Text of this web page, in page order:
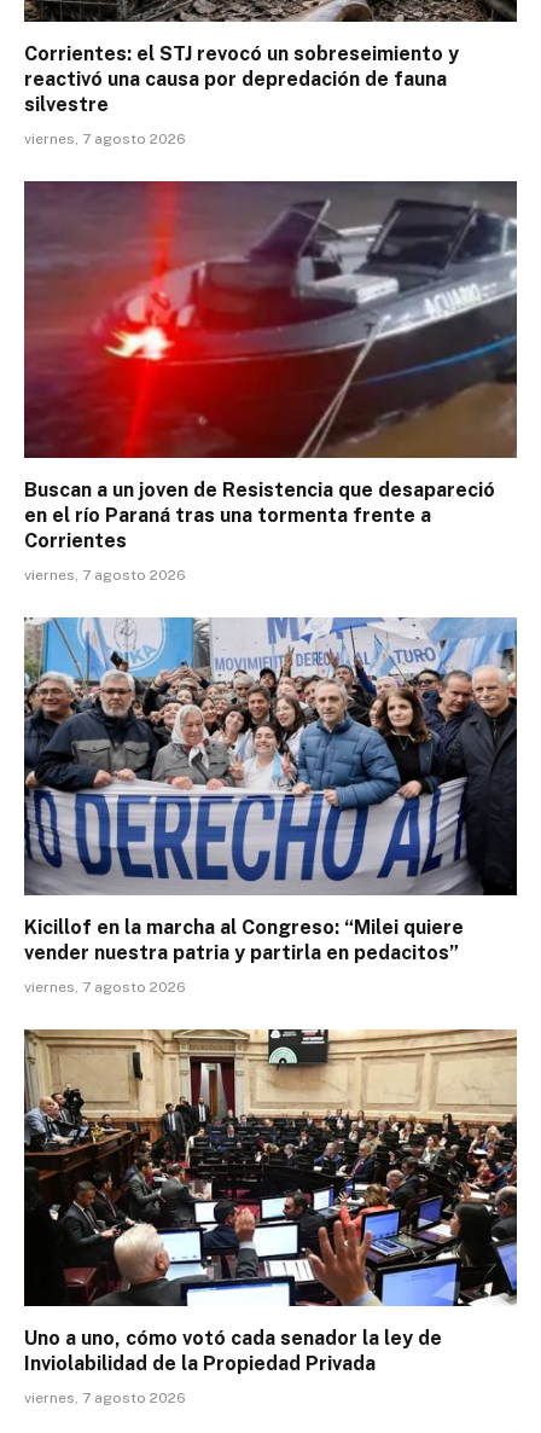
Corrientes: el STJ revocó un sobreseimiento y
reactivó una causa por depredación de fauna
silvestre
viernes, 7 agosto 2026
Buscan a un joven de Resistencia que desapareció
en el río Paraná tras una tormenta frente a
Corrientes
viernes, 7 agosto 2026
Kicillof en la marcha al Congreso: “Milei quiere
vender nuestra patria y partirla en pedacitos”
viernes, 7 agosto 2026
Uno a uno, cómo votó cada senador la ley de
Inviolabilidad de la Propiedad Privada
viernes, 7 agosto 2026